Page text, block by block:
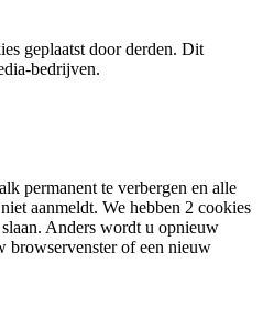
geplaatst door derden. Dit
bedrijven.
permanent te verbergen en alle
aanmeldt. We hebben 2 cookies
Anders wordt u opnieuw
browservenster of een nieuw